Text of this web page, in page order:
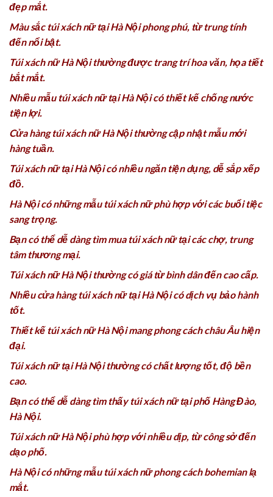
đẹp mắt.
Màu sắc túi xách nữ tại Hà Nội phong phú, từ trung tính
đến nổi bật.
Túi xách nữ Hà Nội thường được trang trí hoa văn, họa tiết
bắt mắt.
Nhiều mẫu túi xách nữ tại Hà Nội có thiết kế chống nước
tiện lợi.
Cửa hàng túi xách nữ Hà Nội thường cập nhật mẫu mới
hàng tuần.
Túi xách nữ tại Hà Nội có nhiều ngăn tiện dụng, dễ sắp xếp
đồ.
Hà Nội có những mẫu túi xách nữ phù hợp với các buổi tiệc
sang trọng.
Bạn có thể dễ dàng tìm mua túi xách nữ tại các chợ, trung
tâm thương mại.
Túi xách nữ Hà Nội thường có giá từ bình dân đến cao cấp.
Nhiều cửa hàng túi xách nữ tại Hà Nội có dịch vụ bảo hành
tốt.
Thiết kế túi xách nữ Hà Nội mang phong cách châu Âu hiện
đại.
Túi xách nữ tại Hà Nội thường có chất lượng tốt, độ bền
cao.
Bạn có thể dễ dàng tìm thấy túi xách nữ tại phố Hàng Đào,
Hà Nội.
Túi xách nữ Hà Nội phù hợp với nhiều dịp, từ công sở đến
dạo phố.
Hà Nội có những mẫu túi xách nữ phong cách bohemian lạ
mắt.